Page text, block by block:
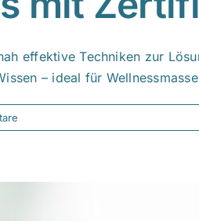
effektive Techniken zur
– ideal für